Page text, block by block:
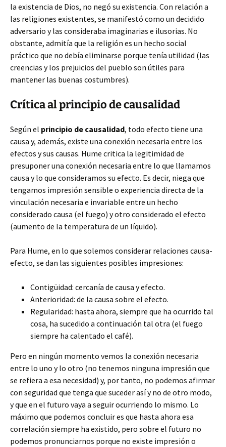
la existencia de Dios, no negó su existencia. Con relación a
las religiones existentes, se manifestó como un decidido
adversario y las consideraba imaginarias e ilusorias. No
obstante, admitía que la religión es un hecho social
práctico que no debía eliminarse porque tenía utilidad (las
creencias y los prejuicios del pueblo son útiles para
mantener las buenas costumbres).
Crítica al principio de causalidad
Según el principio de causalidad, todo efecto tiene una
causa y, además, existe una conexión necesaria entre los
efectos y sus causas. Hume critica la legitimidad de
presuponer una conexión necesaria entre lo que llamamos
causa y lo que consideramos su efecto. Es decir, niega que
tengamos impresión sensible o experiencia directa de la
vinculación necesaria e invariable entre un hecho
considerado causa (el fuego) y otro considerado el efecto
(aumento de la temperatura de un líquido).
Para Hume, en lo que solemos considerar relaciones causa-
efecto, se dan las siguientes posibles impresiones:
Contigüidad: cercanía de causa y efecto.
Anterioridad: de la causa sobre el efecto.
Regularidad: hasta ahora, siempre que ha ocurrido tal
cosa, ha sucedido a continuación tal otra (el fuego
siempre ha calentado el café).
Pero en ningún momento vemos la conexión necesaria
entre lo uno y lo otro (no tenemos ninguna impresión que
se refiera a esa necesidad) y, por tanto, no podemos afirmar
con seguridad que tenga que suceder así y no de otro modo,
y que en el futuro vaya a seguir ocurriendo lo mismo. Lo
máximo que podemos concluir es que hasta ahora esa
correlación siempre ha existido, pero sobre el futuro no
podemos pronunciarnos porque no existe impresión o